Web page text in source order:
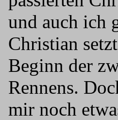
und auch ich
Christian
Beginn der
Rennens.
mir noch